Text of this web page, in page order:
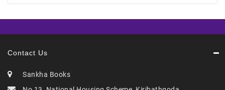
Contact Us
Sankha Books